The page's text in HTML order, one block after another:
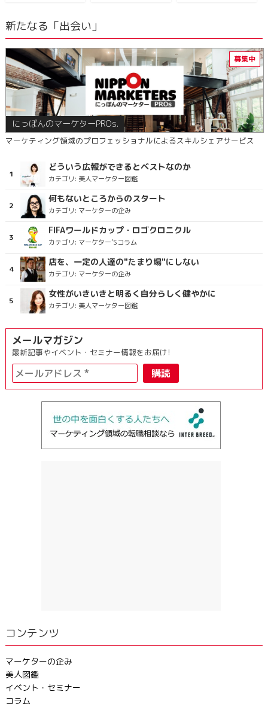
新たなる「出会い」
にっぽんのマーケターPROs.
マーケティング領域のプロフェッショナルによるスキルシェアサービス
どういう広報ができるとベストなのか
カテゴリ: 美人マーケター図鑑
何もないところからのスタート
カテゴリ: マーケターの企み
FIFAワールドカップ・ロゴクロニクル
カテゴリ: マーケター’Sコラム
店を、一定の人達の"たまり場"にしない
カテゴリ: マーケターの企み
女性がいきいきと明るく自分らしく健やかに
カテゴリ: 美人マーケター図鑑
メールマガジン
最新記事やイベント・セミナー情報をお届け!
コンテンツ
マーケターの企み
美人図鑑
イベント・セミナー
コラム